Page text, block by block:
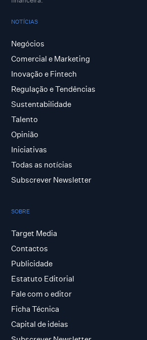
NOTÍCIAS
Negócios
Comercial e Marketing
Inovação e Fintech
Regulação e Tendências
Sustentabilidade
Talento
Opinião
Iniciativas
Todas as notícias
Subscrever Newsletter
SOBRE
Target Media
Contactos
Publicidade
Estatuto Editorial
Fale com o editor
Ficha Técnica
Capital de ideias